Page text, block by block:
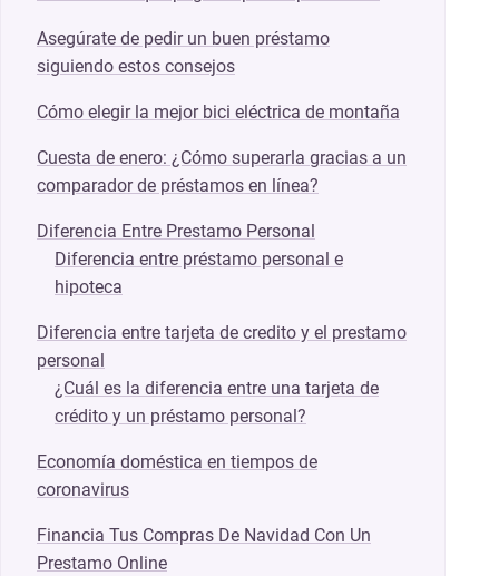
Asegúrate de pedir un buen préstamo
siguiendo estos consejos
Cómo elegir la mejor bici eléctrica de montaña
Cuesta de enero: ¿Cómo superarla gracias a un
comparador de préstamos en línea?
Diferencia Entre Prestamo Personal
Diferencia entre préstamo personal e
hipoteca
Diferencia entre tarjeta de credito y el prestamo
personal
¿Cuál es la diferencia entre una tarjeta de
crédito y un préstamo personal?
Economía doméstica en tiempos de
coronavirus
Financia Tus Compras De Navidad Con Un
Prestamo Online